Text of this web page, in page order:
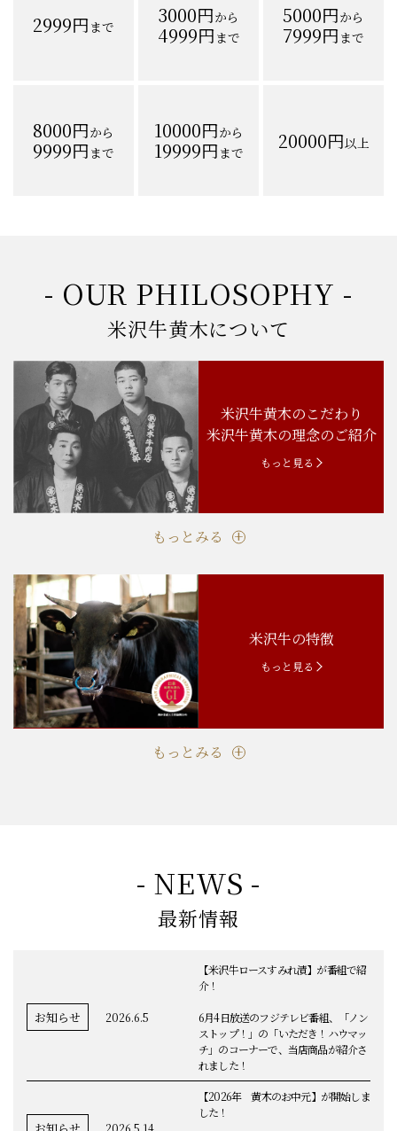
2999円まで 3000円から
4999円まで
5000円から
7999円まで
8000円から
9999円まで
10000円から
19999円まで 20000円以上
- OUR PHILOSOPHY -
米沢牛黄木について
米沢牛黄木のこだわり
米沢牛黄木の理念のご紹介
もっと見る
もっとみる
米沢牛の特徴
もっと見る
もっとみる
- NEWS -
最新情報
お知らせ 2026.6.5
【米沢牛ロースすみれ漬】が番組で紹
介！
6月4日放送のフジテレビ番組、「ノン
ストップ！」の「いただき！ハウマッ
チ」のコーナーで、当店商品が紹介さ
れました！
2026.5.14
【2026年 黄木のお中元】が開始しま
した！